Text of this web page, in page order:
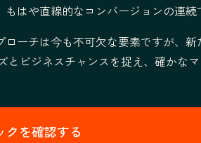
はや直線的なコンバージョンの連続
ーチは今も不可欠な要素ですが、新
とビジネスチャンスを捉え、 確かな
クを確認する